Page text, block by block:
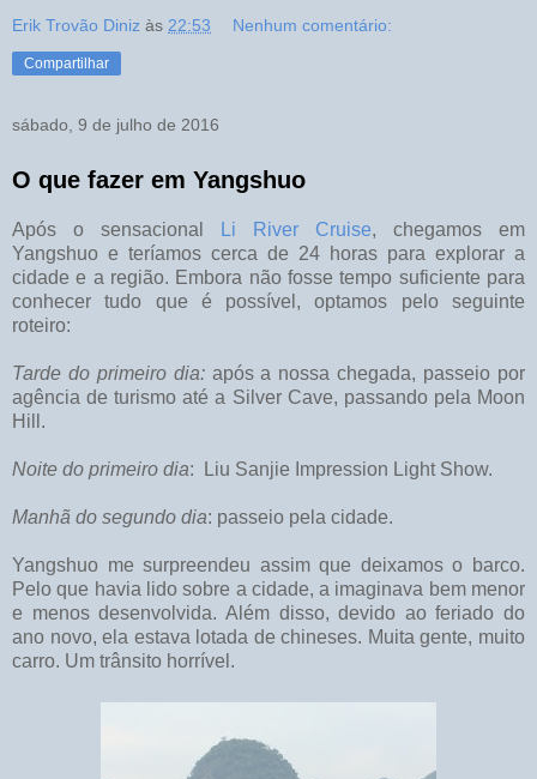
Erik Trovão Diniz às 22:53 Nenhum comentário:
Compartilhar
sábado, 9 de julho de 2016
O que fazer em Yangshuo
Após o sensacional Li River Cruise, chegamos em
Yangshuo e teríamos cerca de 24 horas para explorar a
cidade e a região. Embora não fosse tempo suficiente para
conhecer tudo que é possível, optamos pelo seguinte
roteiro:
Tarde do primeiro dia:após a nossa chegada, passeio por
agência de turismo até a Silver Cave, passando pela Moon
Hill.
Noite do primeiro dia: Liu Sanjie Impression Light Show.
Manhã do segundo dia: passeio pela cidade.
Yangshuo me surpreendeu assim que deixamos o barco.
Pelo que havia lido sobre a cidade, a imaginava bem menor
e menos desenvolvida. Além disso, devido ao feriado do
ano novo, ela estava lotada de chineses. Muita gente, muito
carro. Um trânsito horrível.